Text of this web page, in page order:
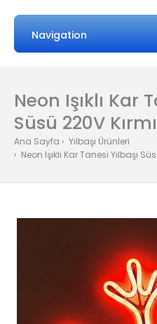
Navigation
Neon Işıklı Kar
Süsü 220V
Ana Sayfa
Yılbaşı Ürünleri
Neon Işıklı Kar Tanesi Yılbaşı